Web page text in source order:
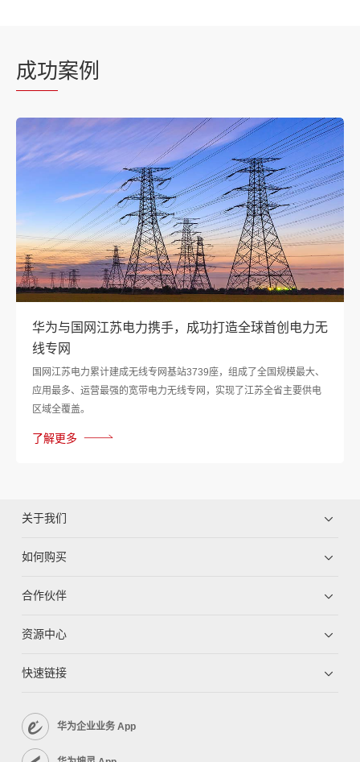
成功案例
华为与国网江苏电力携手，成功打造全球首创电力无
线专网
国网江苏电力累计建成无线专网基站3739座，组成了全国规模最大、
应用最多、运营最强的宽带电力无线专网，实现了江苏全省主要供电
区域全覆盖。
了解更多
关于我们
如何购买
合作伙伴
资源中心
快速链接
华为企业业务 App